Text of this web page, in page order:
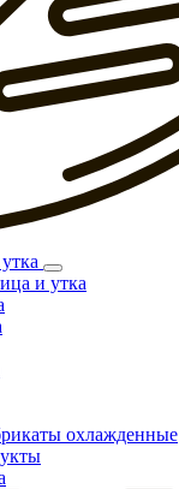
и утка
охлажденные